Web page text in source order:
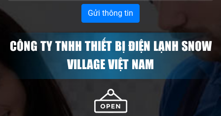
CÔNG TY TNHH THIẾT BỊ ĐIỆN LẠNH SNOW
VILLAGE VIỆT NAM